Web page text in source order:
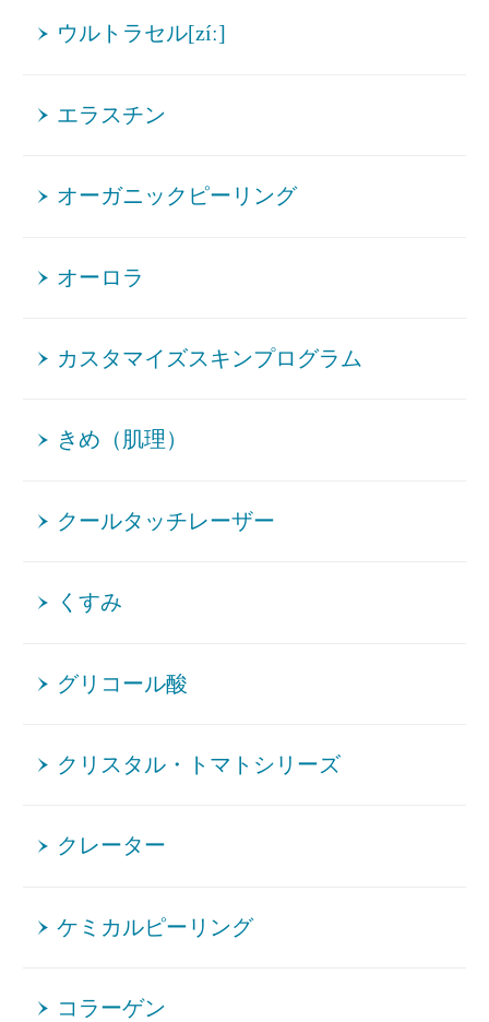
ウルトラセル[zíː]
エラスチン
オーガニックピーリング
オーロラ
カスタマイズスキンプログラム
きめ（肌理）
クールタッチレーザー
くすみ
グリコール酸
クリスタル・トマトシリーズ
クレーター
ケミカルピーリング
コラーゲン